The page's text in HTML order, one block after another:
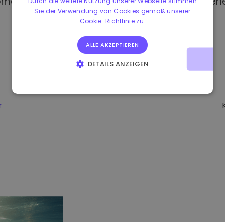
Sie der Verwendung von Cookies gemäß unserer
Cookie-Richtlinie zu.
ALLE AKZEPTIEREN
DETAILS ANZEIGEN